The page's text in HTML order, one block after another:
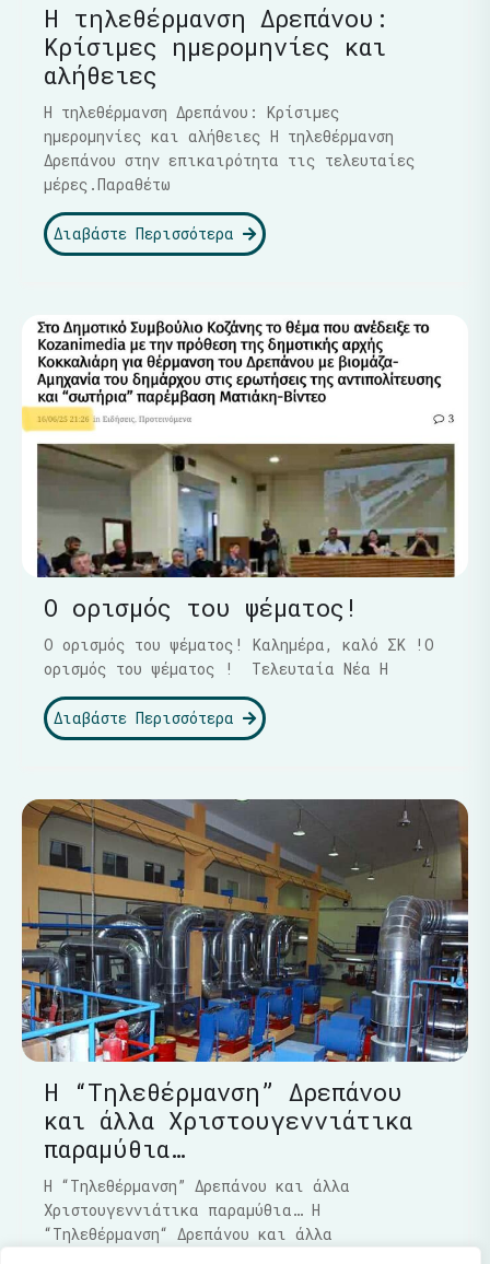
Η τηλεθέρμανση Δρεπάνου:
Κρίσιμες ημερομηνίες και
αλήθειες
Η τηλεθέρμανση Δρεπάνου: Κρίσιμες
ημερομηνίες και αλήθειες Η τηλεθέρμανση
Δρεπάνου στην επικαιρότητα τις τελευταίες
μέρες.Παραθέτω
Διαβάστε Περισσότερα
Ο ορισμός του ψέματος!
Ο ορισμός του ψέματος! Καλημέρα, καλό ΣΚ !Ο
ορισμός του ψέματος ! Τελευταία Νέα Η
Διαβάστε Περισσότερα
Η “Τηλεθέρμανση” Δρεπάνου
και άλλα Χριστουγεννιάτικα
παραμύθια…
Η “Τηλεθέρμανση” Δρεπάνου και άλλα
Χριστουγεννιάτικα παραμύθια… Η
“Τηλεθέρμανση“ Δρεπάνου και άλλα